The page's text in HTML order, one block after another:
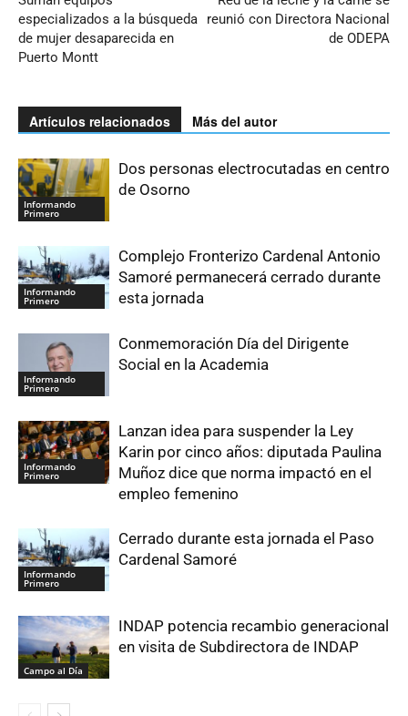
especializados a la búsqueda
de mujer desaparecida en
Puerto Montt
reunió con Directora Nacional
de ODEPA
Artículos relacionados Más del autor
Informando
Primero
Dos personas electrocutadas en centro
de Osorno
Informando
Primero
Complejo Fronterizo Cardenal Antonio
Samoré permanecerá cerrado durante
esta jornada
Informando
Primero
Conmemoración Día del Dirigente
Social en la Academia
Informando
Primero
Lanzan idea para suspender la Ley
Karin por cinco años: diputada Paulina
Muñoz dice que norma impactó en el
empleo femenino
Informando
Primero
Cerrado durante esta jornada el Paso
Cardenal Samoré
Campo al Día
INDAP potencia recambio generacional
en visita de Subdirectora de INDAP